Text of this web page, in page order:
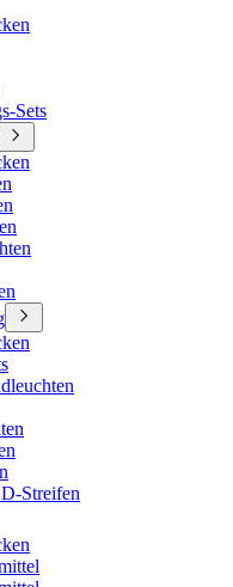
Sets
Streifen